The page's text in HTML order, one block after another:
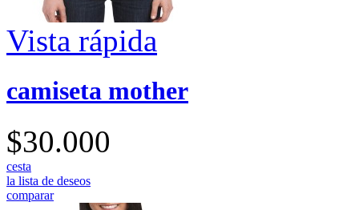
Vista rápida
camiseta mother
$30.000
cesta
la lista de deseos
comparar